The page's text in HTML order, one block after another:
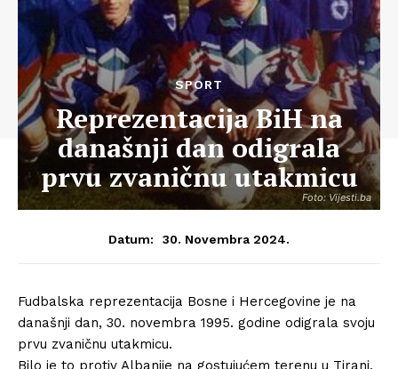
Foto: Vijesti.ba
SPORT
Reprezentacija BiH na
današnji dan odigrala
prvu zvaničnu utakmicu
Datum: 30. Novembra 2024.
Fudbalska reprezentacija Bosne i Hercegovine je na
današnji dan, 30. novembra 1995. godine odigrala svoju
prvu zvaničnu utakmicu.
Bilo je to protiv Albanije na gostujućem terenu u Tirani,